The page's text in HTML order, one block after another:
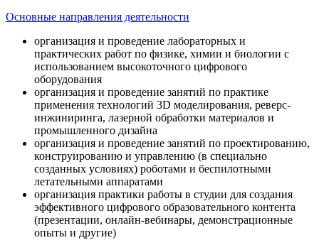
Основные направления деятельности
организация и проведение лабораторных и
практических работ по физике, химии и биологии с
использованием высокоточного цифрового
оборудования
организация и проведение занятий по практике
применения технологий 3D моделирования, реверс-
инжиниринга, лазерной обработки материалов и
промышленного дизайна
организация и проведение занятий по проектированию,
конструированию и управлению (в специально
созданных условиях) роботами и беспилотными
летательными аппаратами
организация практики работы в студии для создания
эффективного цифрового образовательного контента
(презентации, онлайн-вебинары, демонстрационные
опыты и другие)